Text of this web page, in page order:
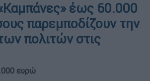
έως 60.000
παρεμποδίζουν την
πολιτών στις
ευρώ